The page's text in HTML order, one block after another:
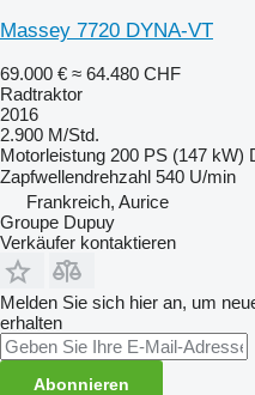
Massey 7720 DYNA-VT
69.000 € ≈ 64.480 CHF
Radtraktor
2016
2.900 M/Std.
Motorleistung 200 PS (147 kW)
Zapfwellendrehzahl 540 U/min
Frankreich, Aurice
Groupe Dupuy
Verkäufer kontaktieren
Melden Sie sich hier an, um
erhalten
Abonnieren